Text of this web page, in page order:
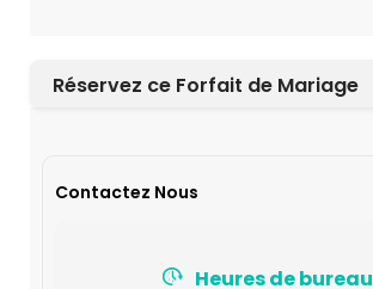
Réservez ce Forfait de Mariage
Contactez Nous
Heures de bureau